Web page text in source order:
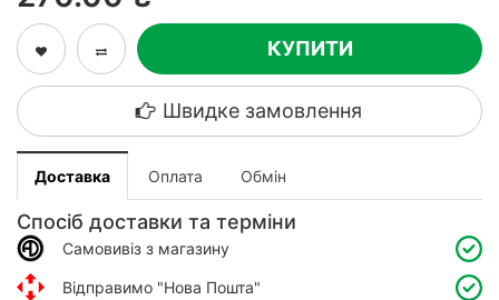
КУПИТИ
Швидке замовлення
Доставка Оплата Обмін
Спосіб доставки та терміни
Самовивіз з магазину
Відправимо "Нова Пошта"